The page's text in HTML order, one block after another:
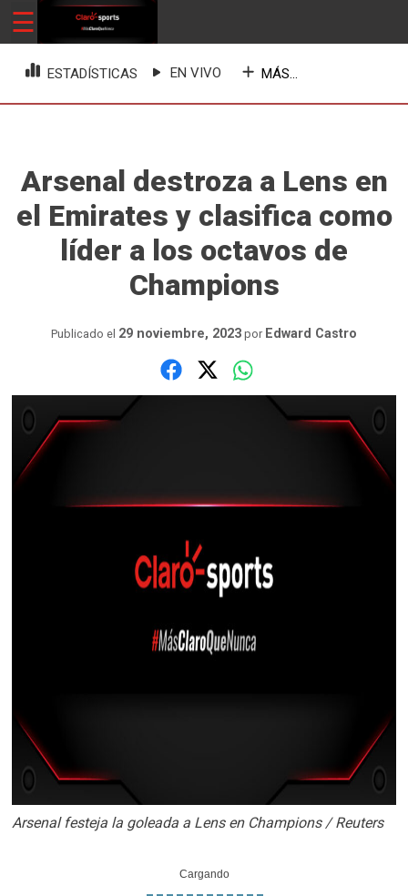
Skip
☰
ClaroSports
Más Claro que nunca
ESTADÍSTICAS EN VIVO MÁS...
Arsenal destroza a Lens en
el Emirates y clasifica como
líder a los octavos de
Champions
Publicado el 29 noviembre, 2023 por Edward Castro
Arsenal festeja la goleada a Lens en Champions / Reuters
Cargando